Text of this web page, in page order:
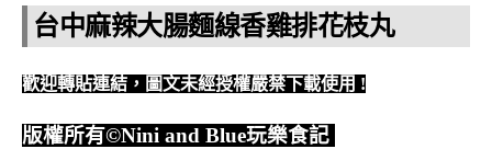
台中麻辣大腸麵線香雞排花枝丸
歡迎轉貼連結，圖文未經授權嚴禁下載使用 !
版權所有©Nini and Blue玩樂食記